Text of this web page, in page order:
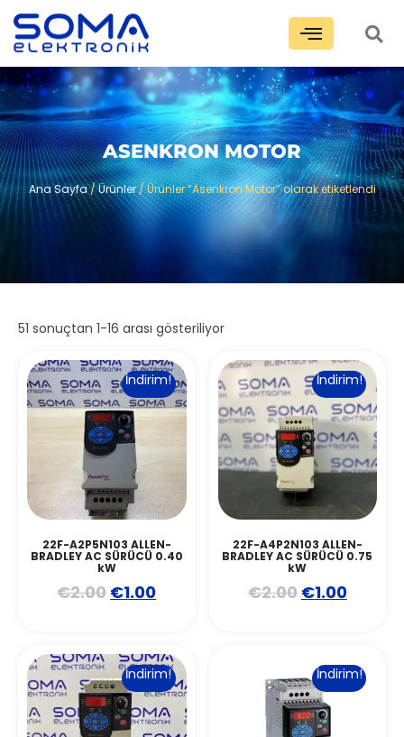
ASENKRON MOTOR
Ana Sayfa/Ürünler/ Ürünler “Asenkron Motor” olarak etiketlendi
51 sonuçtan 1-16 arası gösteriliyor
İndirim!
22F-A2P5N103 ALLEN-
BRADLEY AC SÜRÜCÜ 0.40
kW
€2.00 €1.00
İndirim!
22F-A4P2N103 ALLEN-
BRADLEY AC SÜRÜCÜ 0.75
kW
€2.00 €1.00
İndirim! İndirim!